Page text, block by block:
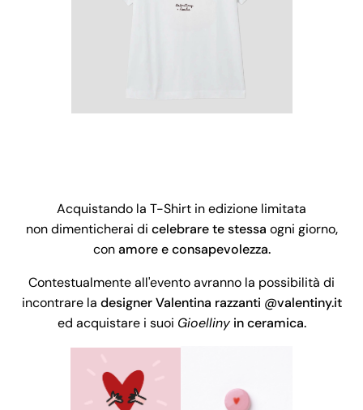
Acquistando la T-Shirt in edizione limitata
nondimenticherai di celebrare te stessa ogni giorno,
conamore e consapevolezza.
Contestualmente all'evento avranno la possibilità di
incontrare la designer Valentina razzanti @valentiny.it
ed acquistare i suoi Gioellinyin ceramica.